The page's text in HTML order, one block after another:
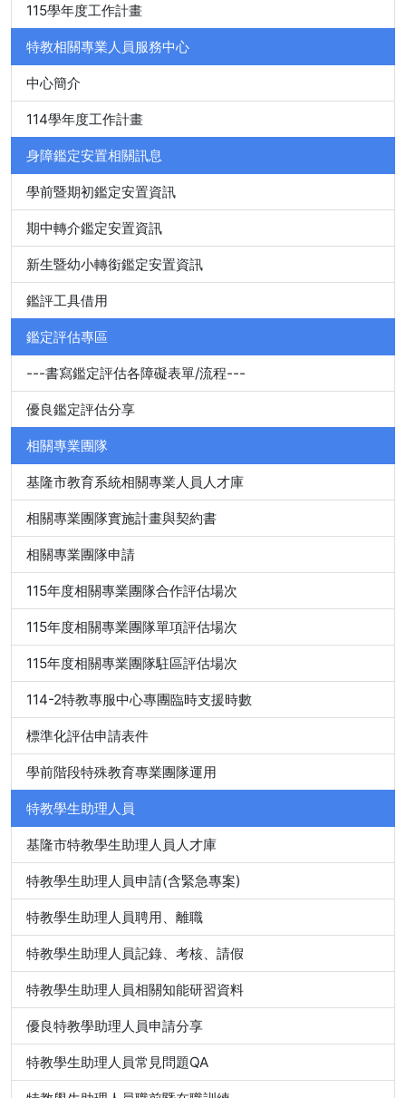
115學年度工作計畫
特教相關專業人員服務中心
中心簡介
114學年度工作計畫
身障鑑定安置相關訊息
學前暨期初鑑定安置資訊
期中轉介鑑定安置資訊
新生暨幼小轉銜鑑定安置資訊
鑑評工具借用
鑑定評估專區
---書寫鑑定評估各障礙表單/流程---
優良鑑定評估分享
相關專業團隊
基隆市教育系統相關專業人員人才庫
相關專業團隊實施計畫與契約書
相關專業團隊申請
115年度相關專業團隊合作評估場次
115年度相關專業團隊單項評估場次
115年度相關專業團隊駐區評估場次
114-2特教專服中心專團臨時支援時數
標準化評估申請表件
學前階段特殊教育專業團隊運用
特教學生助理人員
基隆市特教學生助理人員人才庫
特教學生助理人員申請(含緊急專案)
特教學生助理人員聘用、離職
特教學生助理人員記錄、考核、請假
特教學生助理人員相關知能研習資料
優良特教學助理人員申請分享
特教學生助理人員常見問題QA